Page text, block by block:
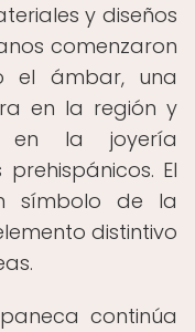
y diseños
comenzaron
el ámbar, una
en la región y
en la joyería
El
símbolo de la
distintivo
continúa